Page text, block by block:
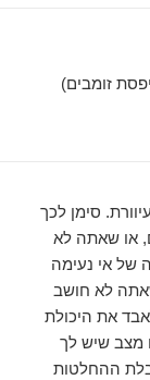
סימן לכך
או שאתה לא
של אי נעימה
לא חושב
את היכולת
מצב שיש לך
ההחלטות